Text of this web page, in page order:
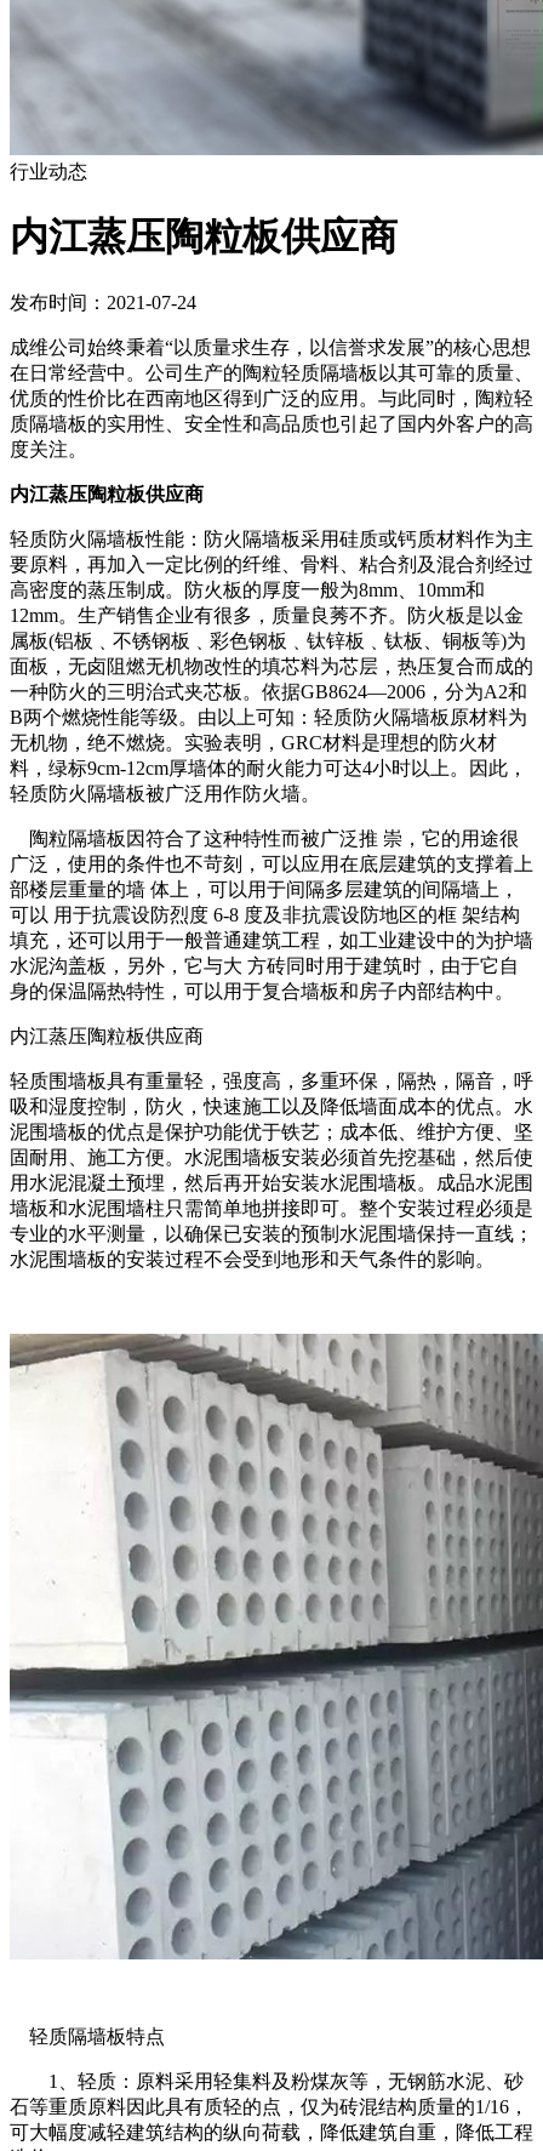
行业动态
内江蒸压陶粒板供应商
发布时间：2021-07-24
成维公司始终秉着“以质量求生存，以信誉求发展”的核心思想
在日常经营中。公司生产的陶粒轻质隔墙板以其可靠的质量、
优质的性价比在西南地区得到广泛的应用。与此同时，陶粒轻
质隔墙板的实用性、安全性和高品质也引起了国内外客户的高
度关注。
内江蒸压陶粒板供应商
轻质防火隔墙板性能：防火隔墙板采用硅质或钙质材料作为主
要原料，再加入一定比例的纤维、骨料、粘合剂及混合剂经过
高密度的蒸压制成。防火板的厚度一般为8mm、10mm和
12mm。生产销售企业有很多，质量良莠不齐。防火板是以金
属板(铝板﹑不锈钢板﹑彩色钢板﹑钛锌板﹑钛板、铜板等)为
面板，无卤阻燃无机物改性的填芯料为芯层，热压复合而成的
一种防火的三明治式夹芯板。依据GB8624—2006，分为A2和
B两个燃烧性能等级。由以上可知：轻质防火隔墙板原材料为
无机物，绝不燃烧。实验表明，GRC材料是理想的防火材
料，绿标9cm-12cm厚墙体的耐火能力可达4小时以上。因此，
轻质防火隔墙板被广泛用作防火墙。
陶粒隔墙板因符合了这种特性而被广泛推 崇，它的用途很
广泛，使用的条件也不苛刻，可以应用在底层建筑的支撑着上
部楼层重量的墙 体上，可以用于间隔多层建筑的间隔墙上，
可以 用于抗震设防烈度 6-8 度及非抗震设防地区的框 架结构
填充，还可以用于一般普通建筑工程，如工业建设中的为护墙
水泥沟盖板，另外，它与大 方砖同时用于建筑时，由于它自
身的保温隔热特性，可以用于复合墙板和房子内部结构中。
内江蒸压陶粒板供应商
轻质围墙板具有重量轻，强度高，多重环保，隔热，隔音，呼
吸和湿度控制，防火，快速施工以及降低墙面成本的优点。水
泥围墙板的优点是保护功能优于铁艺；成本低、维护方便、坚
固耐用、施工方便。水泥围墙板安装必须首先挖基础，然后使
用水泥混凝土预埋，然后再开始安装水泥围墙板。成品水泥围
墙板和水泥围墙柱只需简单地拼接即可。整个安装过程必须是
专业的水平测量，以确保已安装的预制水泥围墙保持一直线；
水泥围墙板的安装过程不会受到地形和天气条件的影响。
轻质隔墙板特点
1、轻质：原料采用轻集料及粉煤灰等，无钢筋水泥、砂
石等重质原料因此具有质轻的点，仅为砖混结构质量的1/16，
可大幅度减轻建筑结构的纵向荷载，降低建筑自重，降低工程